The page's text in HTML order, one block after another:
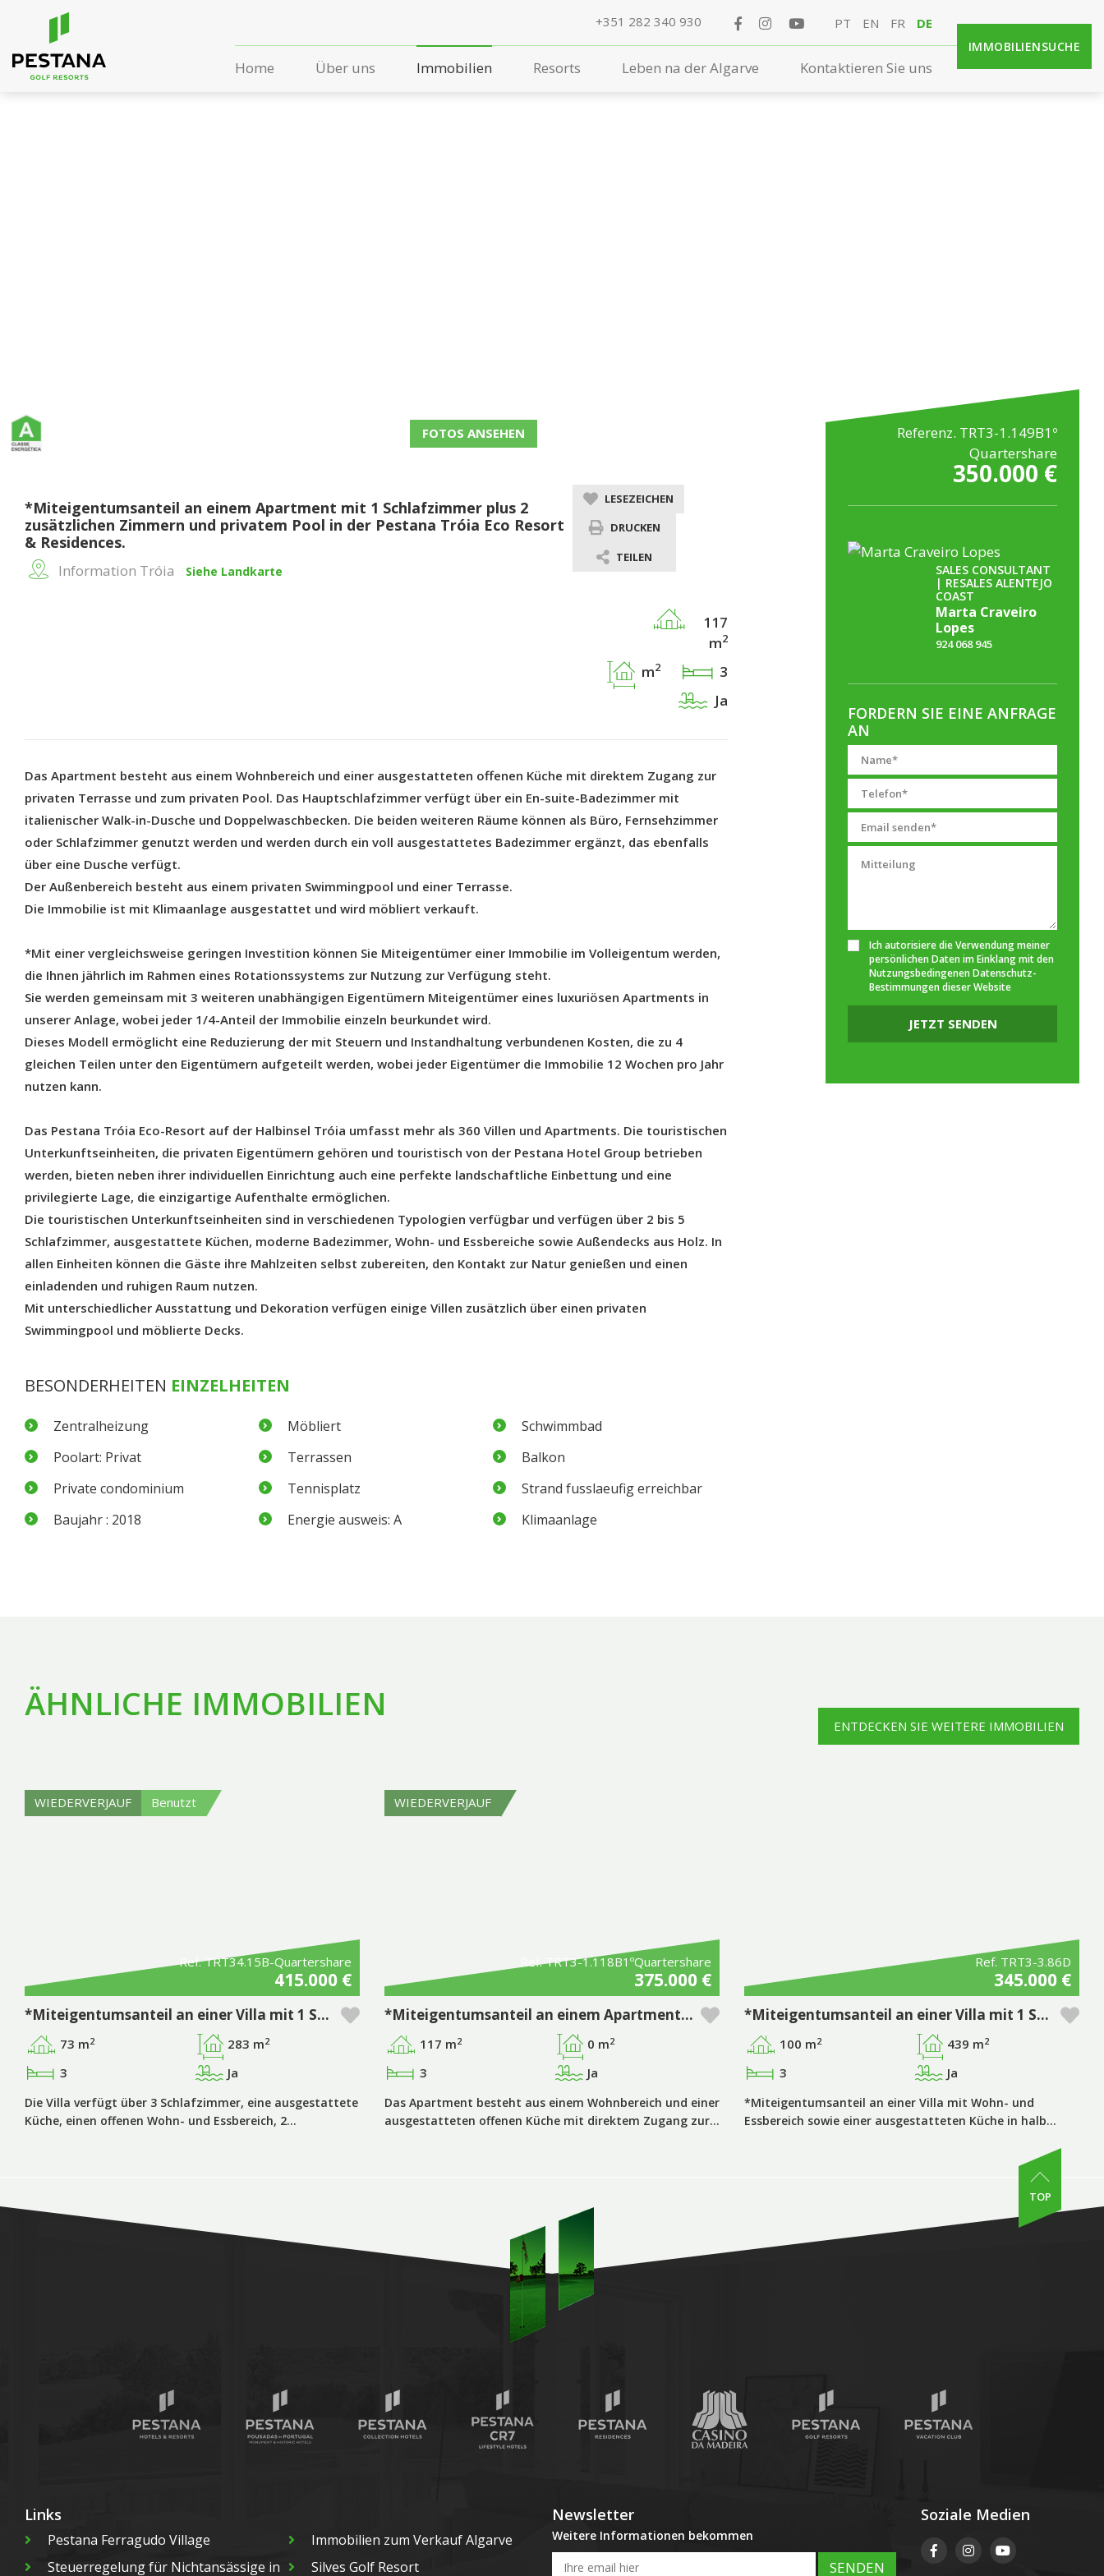
+351 282 340 930 PT EN FR DE
Home Über uns Immobilien Resorts Leben na der Algarve Kontaktieren Sie uns
IMMOBILIENSUCHE
FOTOS ANSEHEN
*Miteigentumsanteil an einem Apartment mit 1 Schlafzimmer plus 2
zusätzlichen Zimmern und privatem Pool in der Pestana Tróia Eco Resort
& Residences.
Information Tróia Siehe Landkarte
LESEZEICHEN
DRUCKEN
TEILEN
117
m2
m2
3
Ja
Das Apartment besteht aus einem Wohnbereich und einer ausgestatteten offenen Küche mit direktem Zugang zur
privaten Terrasse und zum privaten Pool. Das Hauptschlafzimmer verfügt über ein En-suite-Badezimmer mit
italienischer Walk-in-Dusche und Doppelwaschbecken. Die beiden weiteren Räume können als Büro, Fernsehzimmer
oder Schlafzimmer genutzt werden und werden durch ein voll ausgestattetes Badezimmer ergänzt, das ebenfalls
über eine Dusche verfügt.
Der Außenbereich besteht aus einem privaten Swimmingpool und einer Terrasse.
Die Immobilie ist mit Klimaanlage ausgestattet und wird möbliert verkauft.
*Mit einer vergleichsweise geringen Investition können Sie Miteigentümer einer Immobilie im Volleigentum werden,
die Ihnen jährlich im Rahmen eines Rotationssystems zur Nutzung zur Verfügung steht.
Sie werden gemeinsam mit 3 weiteren unabhängigen Eigentümern Miteigentümer eines luxuriösen Apartments in
unserer Anlage, wobei jeder 1/4-Anteil der Immobilie einzeln beurkundet wird.
Dieses Modell ermöglicht eine Reduzierung der mit Steuern und Instandhaltung verbundenen Kosten, die zu 4
gleichen Teilen unter den Eigentümern aufgeteilt werden, wobei jeder Eigentümer die Immobilie 12 Wochen pro Jahr
nutzen kann.
Das Pestana Tróia Eco-Resort auf der Halbinsel Tróia umfasst mehr als 360 Villen und Apartments. Die touristischen
Unterkunftseinheiten, die privaten Eigentümern gehören und touristisch von der Pestana Hotel Group betrieben
werden, bieten neben ihrer individuellen Einrichtung auch eine perfekte landschaftliche Einbettung und eine
privilegierte Lage, die einzigartige Aufenthalte ermöglichen.
Die touristischen Unterkunftseinheiten sind in verschiedenen Typologien verfügbar und verfügen über 2 bis 5
Schlafzimmer, ausgestattete Küchen, moderne Badezimmer, Wohn- und Essbereiche sowie Außendecks aus Holz. In
allen Einheiten können die Gäste ihre Mahlzeiten selbst zubereiten, den Kontakt zur Natur genießen und einen
einladenden und ruhigen Raum nutzen.
Mit unterschiedlicher Ausstattung und Dekoration verfügen einige Villen zusätzlich über einen privaten
Swimmingpool und möblierte Decks.
BESONDERHEITEN EINZELHEITEN
Zentralheizung Möbliert
Schwimmbad
Poolart: Privat
Terrassen
Balkon
Private condominium
Tennisplatz
Strand fusslaeufig erreichbar
Baujahr : 2018
Energie ausweis: A Klimaanlage
Referenz. TRT3-1.149B1º
Quartershare
350.000 €
SALES CONSULTANT
| RESALES ALENTEJO
COAST
Marta Craveiro
Lopes
924 068 945
FORDERN SIE EINE ANFRAGE
AN
Ich autorisiere die Verwendung meiner
persönlichen Daten im Einklang mit den
Nutzungsbedingenen Datenschutz-
Bestimmungen dieser Website
JETZT SENDEN
ÄHNLICHE IMMOBILIEN
ENTDECKEN SIE WEITERE IMMOBILIEN
WIEDERVERJAUF Benutzt
Ref. TRT34.15B-Quartershare
415.000 €
*Miteigentumsanteil an einer Villa mit 1 Schlafzimmer plus 2 zusätzlichen Zimmern und privatem Pool in der Pestana Tróia Eco Resort & Residences
73 m2 283 m2
3 Ja
Die Villa verfügt über 3 Schlafzimmer, eine ausgestattete
Küche, einen offenen Wohn- und Essbereich, 2…
WIEDERVERJAUF
Ref. TRT3-1.118B1ºQuartershare
375.000 €
*Miteigentumsanteil an einem Apartment mit 1 Schlafzimmer plus 2 zusätzlichen Zimmern und privatem Pool in der Pestana Tróia Eco Resort & Residences.
117 m2 0 m2
3 Ja
Das Apartment besteht aus einem Wohnbereich und einer
ausgestatteten offenen Küche mit direktem Zugang zur…
Ref. TRT3-3.86D
345.000 €
*Miteigentumsanteil an einer Villa mit 1 Schlafzimmer plus 2 zusätzlichen Zimmern, privatem Garten in der Anlage Pestana Tróia Eco Resort & Residences
100 m2 439 m2
3 Ja
*Miteigentumsanteil an einer Villa mit Wohn- und
Essbereich sowie einer ausgestatteten Küche in halb…
TOP
Links
Pestana Ferragudo Village
Immobilien zum Verkauf Algarve
Steuerregelung für Nichtansässige in
Silves Golf Resort
Newsletter
Weitere Informationen bekommen
SENDEN
Soziale Medien